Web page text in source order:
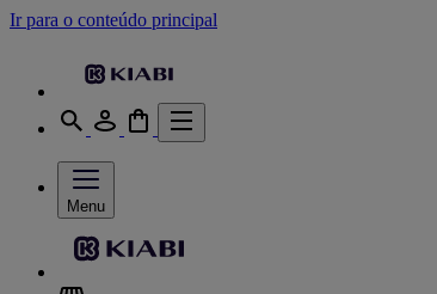
Ir para o conteúdo principal
Menu